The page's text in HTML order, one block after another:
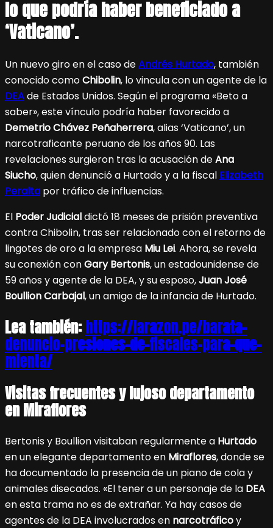
lo que podría haber beneficiado a
‘Vaticano’.
Un nuevo giro en el caso deAndrés Hurtado, también
conocido comoChibolin, lo vincula con un agente de la
DEAde Estados Unidos. Según el programa «Beto a
saber», este vínculo podría haber favorecido a
Demetrio Chávez Peñaherrera, alias ‘Vaticano’, un
narcotraficante peruano de los años 90. Las
revelaciones surgieron tras la acusación deAna
Siucho, quien denunció a Hurtado y a la fiscal Elizabeth
Peralta por tráfico de influencias.
El Poder Judicialdictó 18 meses de prisión preventiva
contra Chibolin, tras ser relacionado con el retorno de
lingotes de oro a la empresa Miu Lei. Ahora, se revela
su conexión conGary Bertonis, un estadounidense de
59 años y agente de la DEA, y su esposo,Juan José
Boullion Carbajal, un amigo de la infancia de Hurtado.
Lea también:https://larazon.pe/barata-
denuncio-presiones-de-fiscales-para-que-
mienta/
Visitas frecuentes y lujoso departamento
en Miraflores
Bertonis y Boullion visitaban regularmente a Hurtado
en un elegante departamento en Miraflores, donde se
ha documentado la presencia de un piano de cola y
animales disecados. «El tener a un personaje de la DEA
en esta trama no es de extrañar. Ya hay casos de
agentes de la DEA involucrados en narcotráficoy